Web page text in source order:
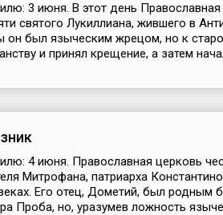
3 июня. В этот день
святого Лукиллиана, жившего в
он был языческим жрецом, но к
и принял крещение, а затем
4 июня. Православная церковь
Митрофана, патриарха
Его отец, Дометий, был родным
Проба, но, уразумев ложность